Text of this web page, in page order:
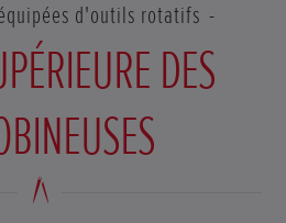
d'outils rotatifs
DES